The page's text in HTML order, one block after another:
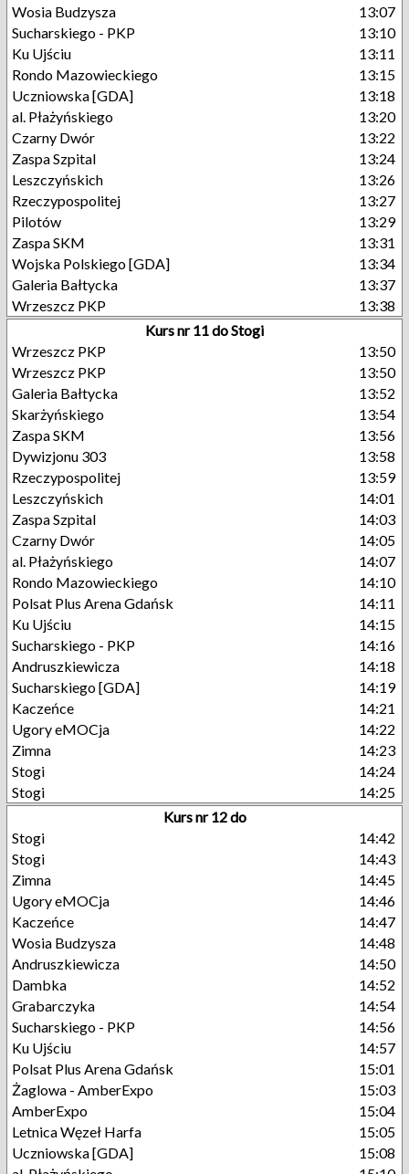
Wosia Budzysza
13:07
Sucharskiego - PKP
13:10
Ku Ujściu
13:11
Rondo Mazowieckiego
13:15
Uczniowska [GDA]
13:18
al. Płażyńskiego
13:20
Czarny Dwór
13:22
Zaspa Szpital
13:24
Leszczyńskich
13:26
Rzeczypospolitej
13:27
Pilotów
13:29
Zaspa SKM
13:31
Wojska Polskiego [GDA]
13:34
Galeria Bałtycka
13:37
Wrzeszcz PKP
13:38
Kurs nr 11 do Stogi
Wrzeszcz PKP
13:50
Wrzeszcz PKP
13:50
Galeria Bałtycka
13:52
Skarżyńskiego
13:54
Zaspa SKM
13:56
Dywizjonu 303
13:58
Rzeczypospolitej
13:59
Leszczyńskich
14:01
Zaspa Szpital
14:03
Czarny Dwór
14:05
al. Płażyńskiego
14:07
Rondo Mazowieckiego
14:10
Polsat Plus Arena Gdańsk
14:11
Ku Ujściu
14:15
Sucharskiego - PKP
14:16
Andruszkiewicza
14:18
Sucharskiego [GDA]
14:19
Kaczeńce
14:21
Ugory eMOCja
14:22
Zimna
14:23
Stogi
14:24
Stogi
14:25
Kurs nr 12 do
Stogi
14:42
Stogi
14:43
Zimna
14:45
Ugory eMOCja
14:46
Kaczeńce
14:47
Wosia Budzysza
14:48
Andruszkiewicza
14:50
Dambka
14:52
Grabarczyka
14:54
Sucharskiego - PKP
14:56
Ku Ujściu
14:57
Polsat Plus Arena Gdańsk
15:01
Żaglowa - AmberExpo
15:03
AmberExpo
15:04
Letnica Węzeł Harfa
15:05
Uczniowska [GDA]
15:08